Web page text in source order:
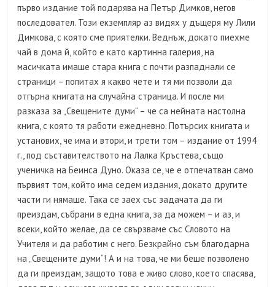
първо издание той подарява на Петър Димков, негов
последовател. Този екземпляр аз видях у дъщеря му Лили
Димкова, с която сме приятелки. Веднъж, докато пиехме
чай в дома й, който е като картинна галерия, на
масичката имаше стара книга с почти разпаднали се
страници – попитах я какво чете и тя ми позволи да
отгърна книгата на случайна страница. И после ми
разказа за „Свещените думи“ – че са нейната настолна
книга, с която тя работи ежедневно. Потърсих книгата и
установих, че има и втори, и трети том – издание от 1994
г., под съставителството на Лалка Кръстева, също
ученичка на Беинса Дуно. Оказа се, че е отпечатван само
първият том, който има седем издания, докато другите
части ги нямаше. Така се заех със задачата да ги
преиздам, събрани в една книга, за да можем – и аз, и
всеки, който желае, да се свързваме със Словото на
Учителя и да работим с него. Безкрайно съм благодарна
на „Свещените думи“! А и на това, че ми беше позволено
да ги преиздам, защото това е живо слово, което спасява,